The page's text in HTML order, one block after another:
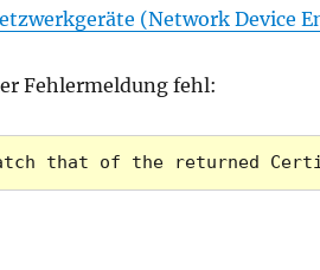
(Network Device
Fehlermeldung fehl:
that of the returned
of the returned Certificate!“